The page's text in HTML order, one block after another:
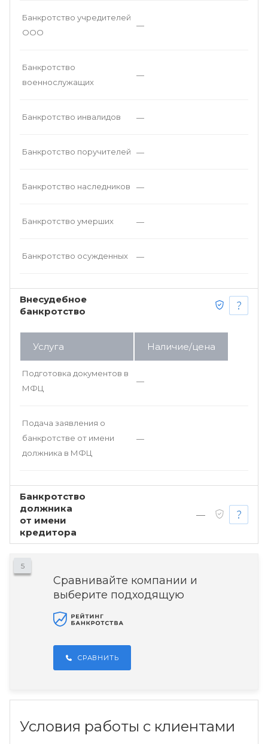
Банкротство учредителей
ООО
—
Банкротство
военнослужащих
—
Банкротство инвалидов —
Банкротство поручителей —
Банкротство наследников —
Банкротство умерших —
Банкротство осужденных —
Внесудебное
банкротство
Услуга Наличие/цена
Подготовка документов в
МФЦ
—
Подача заявления о
банкротстве от имени
должника в МФЦ
—
Банкротство
должника
от имени
кредитора
—
5
Сравнивайте компании и
выберите подходящую
СРАВНИТЬ
Условия работы с клиентами